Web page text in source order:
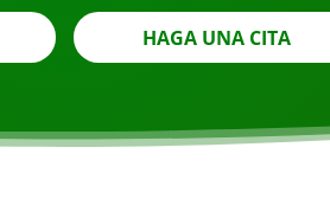
HAGA UNA CITA